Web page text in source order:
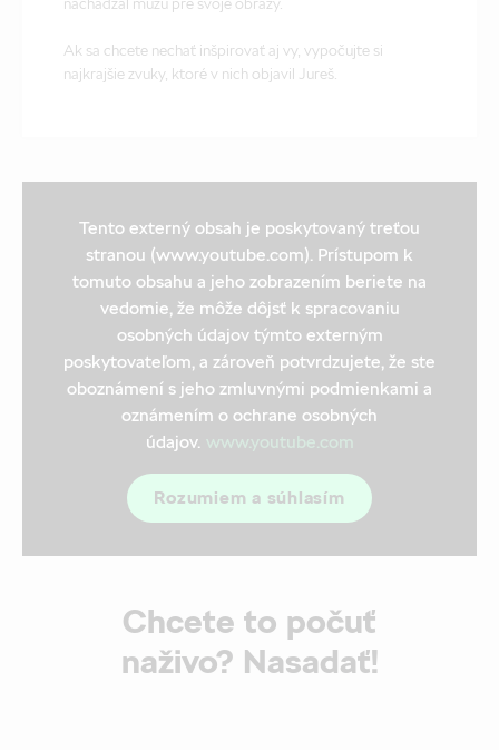
nachádzal múzu pre svoje obrazy.
Ak sa chcete nechať inšpirovať aj vy, vypočujte si
najkrajšie zvuky, ktoré v nich objavil Jureš.
Tento externý obsah je poskytovaný treťou
stranou (www.youtube.com). Prístupom k
tomuto obsahu a jeho zobrazením beriete na
vedomie, že môže dôjsť k spracovaniu
osobných údajov týmto externým
poskytovateľom, a zároveň potvrdzujete, že ste
oboznámení s jeho zmluvnými podmienkami a
oznámením o ochrane osobných
údajov. www.youtube.com
Rozumiem a súhlasím
Chcete to počuť
naživo? Nasadať!